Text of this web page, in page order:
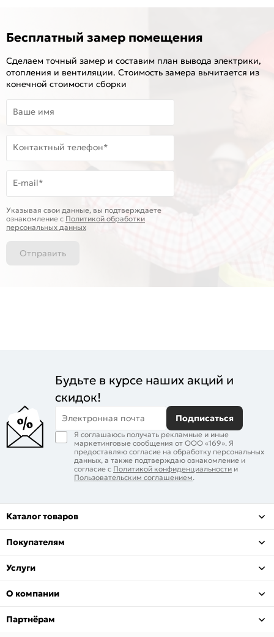
Бесплатный замер помещения
Сделаем точный замер и составим план вывода электрики,
отопления и вентиляции. Стоимость замера вычитается из
конечной стоимости сборки
Ваше имя
Контактный телефон*
E-mail*
Указывая свои данные, вы подтверждаете
ознакомление c Политикой обработки
персональных данных
Отправить
Будьте в курсе наших акций и
скидок!
Электронная почта Подписаться
Я соглашаюсь получать рекламные и иные
маркетинговые сообщения от ООО «169». Я
предоставляю согласие на обработку персональных
данных, а также подтверждаю ознакомление и
согласие с Политикой конфиденциальности и
Пользовательским соглашением.
Каталог товаров
Покупателям
Услуги
О компании
Партнёрам